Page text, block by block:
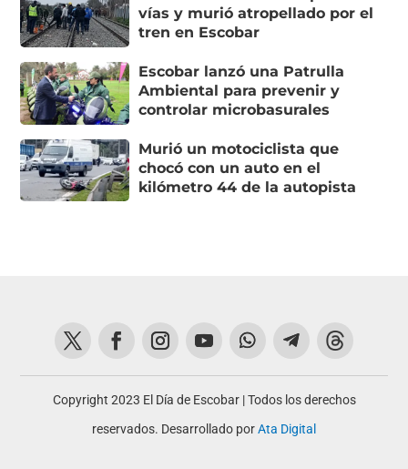
vías y murió atropellado por el
tren en Escobar
Escobar lanzó una Patrulla
Ambiental para prevenir y
controlar microbasurales
Murió un motociclista que
chocó con un auto en el
kilómetro 44 de la autopista
Copyright 2023 El Día de Escobar | Todos los derechos
reservados. Desarrollado porAta Digital